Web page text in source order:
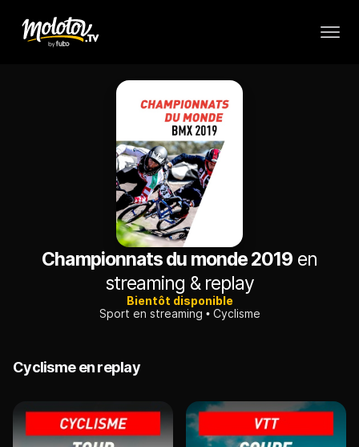
Championnats du monde 2019 en
streaming & replay
Bientôt disponible
Sport en streaming
Cyclisme
Cyclisme en replay